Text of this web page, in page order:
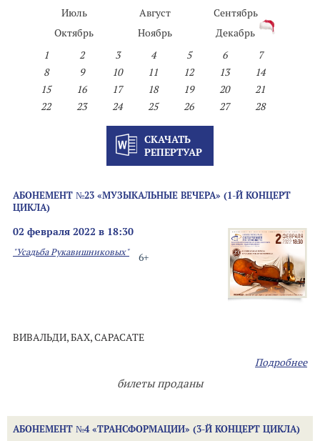
Июль
Август
Сентябрь
Октябрь
Ноябрь
Декабрь
1
2 3 4 5 6
7
8
9 10 11 12 13
14
15
16 17 18 19 20
21
22
23 24 25 26 27 28
СКАЧАТЬ
РЕПЕРТУАР
АБОНЕМЕНТ №23 «МУЗЫКАЛЬНЫЕ ВЕЧЕРА» (1-Й КОНЦЕРТ
ЦИКЛА)
02 февраля 2022 в 18:30
6+
"Усадьба Рукавишниковых"
ВИВАЛЬДИ, БАХ, САРАСАТЕ
Подробнее
билеты проданы
АБОНЕМЕНТ №4 «ТРАНСФОРМАЦИИ» (3-Й КОНЦЕРТ ЦИКЛА)